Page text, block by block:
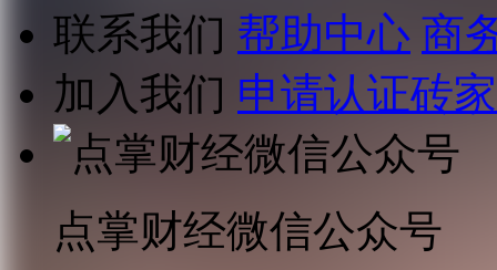
联系我们 帮助中心 商
加入我们 申请认证砖家
点掌财经微信公众号